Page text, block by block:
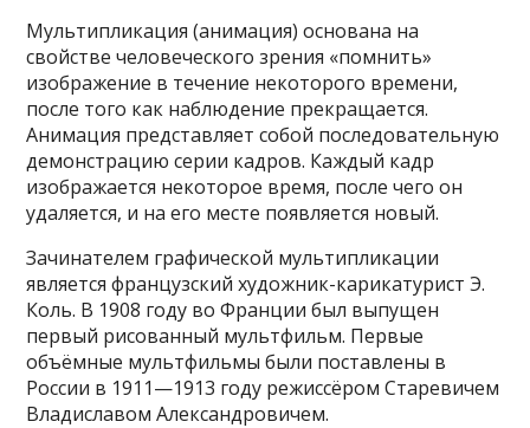
Мультипликация (анимация) основана на
свойстве человеческого зрения «помнить»
изображение в течение некоторого времени,
после того как наблюдение прекращается.
Анимация представляет собой последовательную
демонстрацию серии кадров. Каждый кадр
изображается некоторое время, после чего он
удаляется, и на его месте появляется новый.
Зачинателем графической мультипликации
является французский художник-карикатурист Э.
Коль. В 1908 году во Франции был выпущен
первый рисованный мультфильм. Первые
объёмные мультфильмы были поставлены в
России в 1911—1913 году режиссёром Старевичем
Владиславом Александровичем.